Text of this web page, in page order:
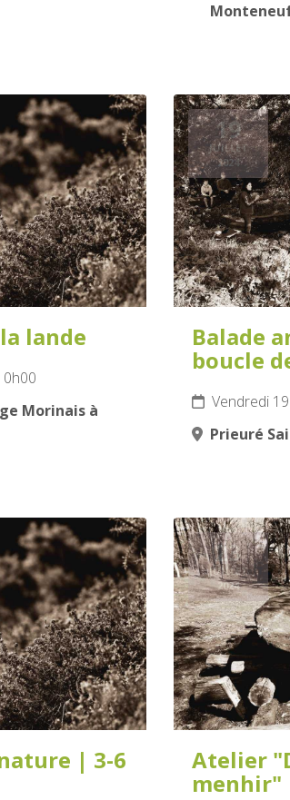
lande
Morinais à
19
JUILLET
2024
Balade
boucle
Vendredi
Prieuré
| 3-6
23
JUILLET
2024
Atelier
menhir"